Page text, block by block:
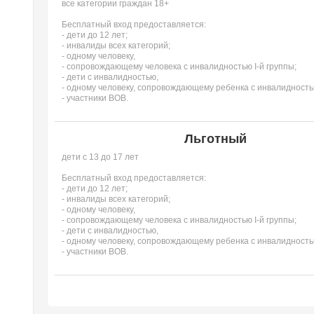
все категории граждан 18+
Бесплатный вход предоставляется:
- дети до 12 лет;
- инвалиды всех категорий;
- одному человеку,
- сопровождающему человека с инвалидностью I-й группы;
- дети с инвалидностью,
- одному человеку, сопровождающему ребенка с
- участники ВОВ.
Льготный
дети с 13 до 17 лет
Бесплатный вход предоставляется:
- дети до 12 лет;
- инвалиды всех категорий;
- одному человеку,
- сопровождающему человека с инвалидностью I-й группы;
- дети с инвалидностью,
- одному человеку, сопровождающему ребенка с
- участники ВОВ.